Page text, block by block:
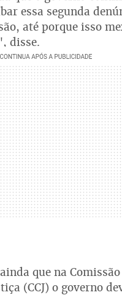
essa segunda
até porque isso
disse.
que na
(CCJ) o governo